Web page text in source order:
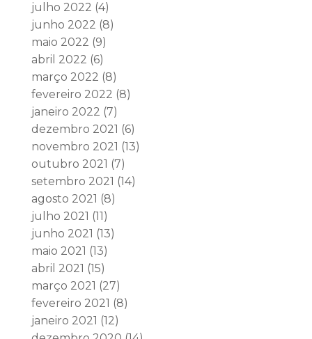
julho 2022 (4)
junho 2022 (8)
maio 2022 (9)
abril 2022 (6)
março 2022 (8)
fevereiro 2022 (8)
janeiro 2022 (7)
dezembro 2021 (6)
novembro 2021 (13)
outubro 2021 (7)
setembro 2021 (14)
agosto 2021 (8)
julho 2021 (11)
junho 2021 (13)
maio 2021 (13)
abril 2021 (15)
março 2021 (27)
fevereiro 2021 (8)
janeiro 2021 (12)